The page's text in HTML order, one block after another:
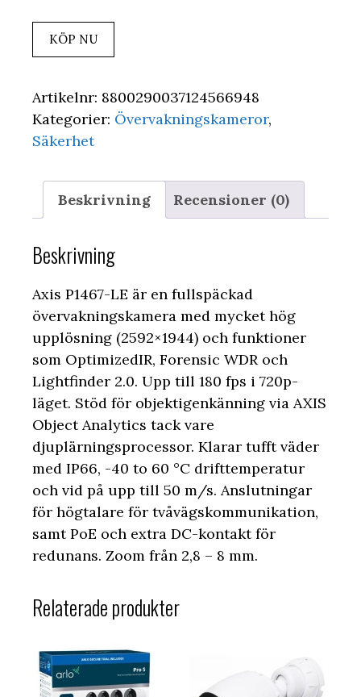
KÖP NU
Artikelnr: 8800290037124566948
Kategorier: Övervakningskameror,
Säkerhet
Beskrivning Recensioner (0)
Beskrivning
Axis P1467-LE är en fullspäckad
övervakningskamera med mycket hög
upplösning (2592×1944) och funktioner
som OptimizedIR, Forensic WDR och
Lightfinder 2.0. Upp till 180 fps i 720p-
läget. Stöd för objektigenkänning via AXIS
Object Analytics tack vare
djuplärningsprocessor. Klarar tufft väder
med IP66, -40 to 60 °C drifttemperatur
och vid på upp till 50 m/s. Anslutningar
för högtalare för tvåvägskommunikation,
samt PoE och extra DC-kontakt för
redunans. Zoom från 2,8 – 8 mm.
Relaterade produkter